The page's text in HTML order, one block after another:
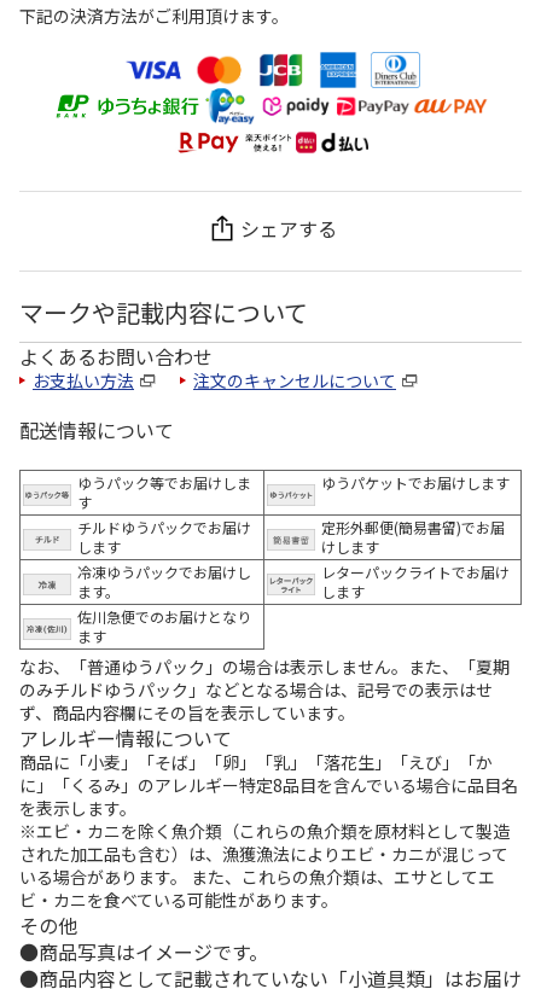
下記の決済方法がご利用頂けます。
シェアする
マークや記載内容について
よくあるお問い合わせ
お支払い方法 注文のキャンセルについて
配送情報について
ゆうパック等でお届けしま
す
ゆうパケットでお届けします
チルドゆうパックでお届け
します
定形外郵便(簡易書留)でお届
けします
冷凍ゆうパックでお届けし
ます。
レターパックライトでお届け
します
佐川急便でのお届けとなり
ます
なお、「普通ゆうパック」の場合は表示しません。また、「夏期
のみチルドゆうパック」などとなる場合は、記号での表示はせ
ず、商品内容欄にその旨を表示しています。
アレルギー情報について
商品に「小麦」「そば」「卵」「乳」「落花生」「えび」「か
に」「くるみ」のアレルギー特定8品目を含んでいる場合に品目名
を表示します。
※エビ・カニを除く魚介類（これらの魚介類を原材料として製造
された加工品も含む）は、漁獲漁法によりエビ・カニが混じって
いる場合があります。 また、これらの魚介類は、エサとしてエ
ビ・カニを食べている可能性があります。
その他
商品写真はイメージです。
商品内容として記載されていない「小道具類」はお届け